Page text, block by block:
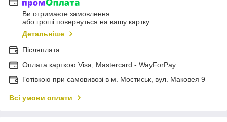
Ви отримаєте замовлення
або гроші повернуться на вашу картку
Детальніше
Післяплата
Оплата карткою Visa, Mastercard - WayForPay
Готівкою при самовивозі в м. Мостиськ, вул. Маковея 9
Всі умови оплати